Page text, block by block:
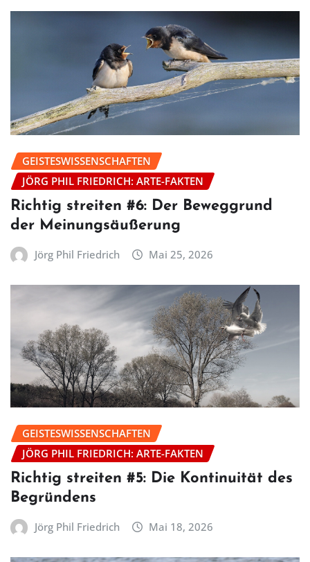
GEISTESWISSENSCHAFTEN
JÖRG PHIL FRIEDRICH: ARTE-FAKTEN
Richtig streiten #6: Der Beweggrund
der Meinungsäußerung
Jörg Phil Friedrich Mai 25, 2026
GEISTESWISSENSCHAFTEN
JÖRG PHIL FRIEDRICH: ARTE-FAKTEN
Richtig streiten #5: Die Kontinuität des
Begründens
Jörg Phil Friedrich Mai 18, 2026